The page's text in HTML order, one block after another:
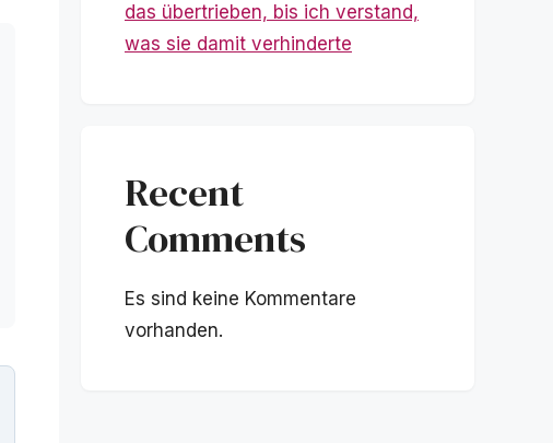
das übertrieben, bis ich verstand,
was sie damit verhinderte
Recent
Comments
Es sind keine Kommentare
vorhanden.